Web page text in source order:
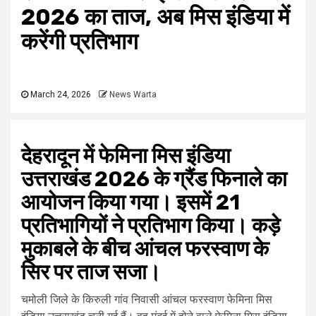
2026 का ताज, अब मिस इंडिया में
करेंगी प्रतिभाग
March 24, 2026 News Warta
देहरादून में फेमिना मिस इंडिया
उत्तराखंड 2026 के ग्रैंड फिनाले का
आयोजन किया गया। इसमें 21
प्रतिभागियों ने प्रतिभाग किया। कड़े
मुकाबले के बीच आंचल फरस्वाण के
सिर पर ताज सजा।
चमोली जिले के किरुली गांव निवासी आंचल फरस्वाण फेमिना मिस